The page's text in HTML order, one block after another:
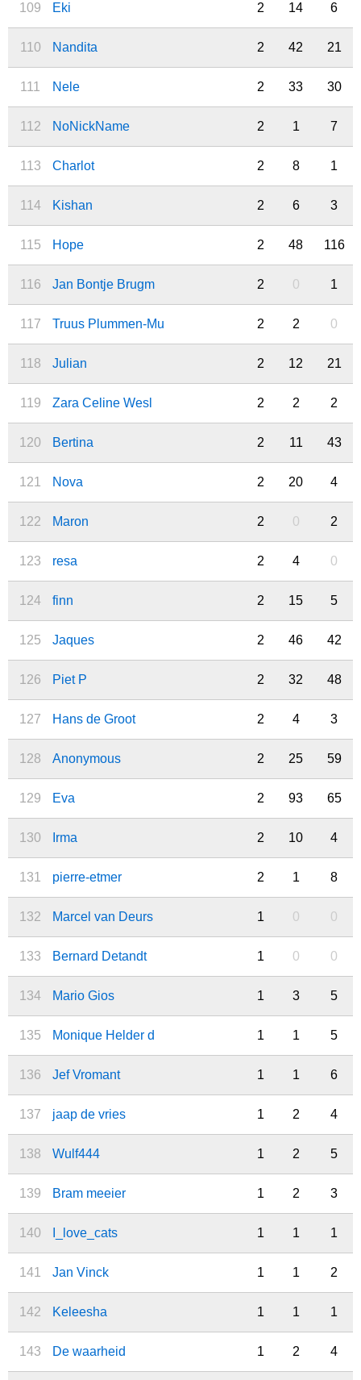
109 Eki 2 14 6
110 Nandita 2 42 21
111 Nele 2 33 30
112 NoNickName 2 1 7
113 Charlot 2 8 1
114 Kishan 2 6 3
115 Hope 2 48 116
116 Jan Bontje Brugm 2 0 1
117 Truus Plummen-Mu 2 2 0
118 Julian 2 12 21
119 Zara Celine Wesl 2 2 2
120 Bertina 2 11 43
121 Nova 2 20 4
122 Maron 2 0 2
123 resa 2 4 0
124 finn 2 15 5
125 Jaques 2 46 42
126 Piet P 2 32 48
127 Hans de Groot 2 4 3
128 Anonymous 2 25 59
129 Eva 2 93 65
130 Irma 2 10 4
131 pierre-etmer 2 1 8
132 Marcel van Deurs 1 0 0
133 Bernard Detandt 1 0 0
134 Mario Gios 1 3 5
135 Monique Helder d 1 1 5
136 Jef Vromant 1 1 6
137 jaap de vries 1 2 4
138 Wulf444 1 2 5
139 Bram meeier 1 2 3
140 I_love_cats 1 1 1
141 Jan Vinck 1 1 2
142 Keleesha 1 1 1
143 De waarheid 1 2 4